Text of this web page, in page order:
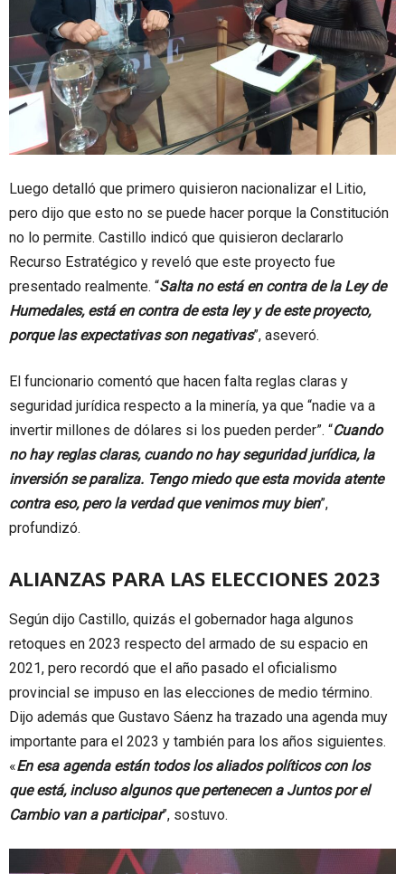
Luego detalló que primero quisieron nacionalizar el Litio,
pero dijo que esto no se puede hacer porque la Constitución
no lo permite. Castillo indicó que quisieron declararlo
Recurso Estratégico y reveló que este proyecto fue
presentado realmente. “Salta no está en contra de la Ley de
Humedales, está en contra de esta ley y de este proyecto,
porque las expectativas son negativas”, aseveró.
El funcionario comentó que hacen falta reglas claras y
seguridad jurídica respecto a la minería, ya que “nadie va a
invertir millones de dólares si los pueden perder”. “Cuando
no hay reglas claras, cuando no hay seguridad jurídica, la
inversión se paraliza. Tengo miedo que esta movida atente
contra eso, pero la verdad que venimos muy bien”,
profundizó.
ALIANZAS PARA LAS ELECCIONES 2023
Según dijo Castillo, quizás el gobernador haga algunos
retoques en 2023 respecto del armado de su espacio en
2021, pero recordó que el año pasado el oficialismo
provincial se impuso en las elecciones de medio término.
Dijo además que Gustavo Sáenz ha trazado una agenda muy
importante para el 2023 y también para los años siguientes.
«En esa agenda están todos los aliados políticos con los
que está, incluso algunos que pertenecen a Juntos por el
Cambio van a participar”, sostuvo.